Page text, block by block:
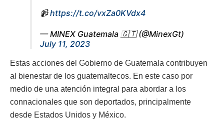
📹https://t.co/vxZa0KVdx4
— MINEX Guatemala 🇬🇹 (@MinexGt)
July 11, 2023
Estas acciones del Gobierno de Guatemala contribuyen
al bienestar de los guatemaltecos. En este caso por
medio de una atención integral para abordar a los
connacionales que son deportados, principalmente
desde Estados Unidos y México.